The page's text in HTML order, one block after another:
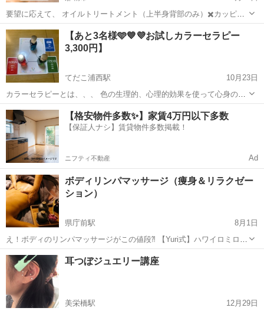
要望に応えて、 オイルトリートメント（上半身背部のみ）✖️カッピン
グの組み合わせ技術講習を3月末まで限定で開催。 カッピングは、資
格がなくても使えます。 カッピング導入費用も3,000円〜5,000円程で
購入できる為、サロ...
沖縄 那覇市 エステ カッピング
【あと3名様🩵💙💜お試しカラーセラピー
3,300円】
てだこ浦西駅
10月23日
カラーセラピーとは、、、 色の生理的、心理的効果を使って心身のバ
ランスを取ることを目的にした療法のことです たくさんある色（カラ
ーサンプル）の中から、気になる色を直感で選び、その色のメッセー
ジ（意味）をカラーセラピスト...
沖縄 沖縄市 てだこ浦西駅 エステ プルメリア
【格安物件多数✨】家賃4万円以下多数
【保証人ナシ】賃貸物件多数掲載！
ニフティ不動産 Ad
ボディリンパマッサージ（痩身＆リラクゼー
ション）
県庁前駅
8月1日
え！ボディのリンパマッサージがこの値段⁈ 【Yuri式】ハワイロミロミ
とタイ式をMIXしたメソッド 机での勉強座学を省いて、実践形式の中
で筋肉や関節などを勉強してもらう為、時間と費用を抑えることがで
きました！ 自宅サロン...
沖縄 那覇市 エステ サロン
耳つぼジュエリー講座
美栄橋駅
12月29日